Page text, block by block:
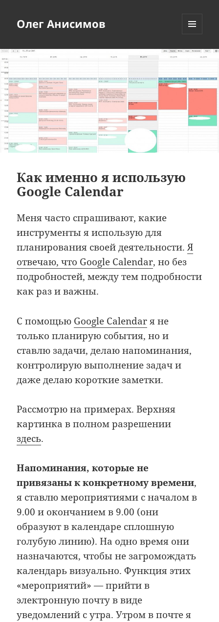
Олег Анисимов
ВИДЖЕТЫ
Как именно я использую
Google Calendar
Меня часто спрашивают, какие
инструменты я использую для
планирования своей деятельности.Я
отвечаю, что Google Calendar, но без
подробностей, между тем подробности
как раз и важны.
С помощью Google Calendarя не
только планирую события, но и
ставлю задачи, делаю напоминания,
контролирую выполнение задач и
даже делаю короткие заметки.
Рассмотрю на примерах. Верхняя
картинка в полном разрешении
здесь.
Напоминания, которые не
привязаны к конкретному времени,
я ставлю мероприятиями с началом в
9.00 и окончанием в 9.00 (они
образуют в календаре сплошную
голубую линию). На одно время они
назначаются, чтобы не загромождать
календарь визуально. Функция этих
«мероприятий» — прийти в
электронную почту в виде
уведомлений с утра. Утром в почте я